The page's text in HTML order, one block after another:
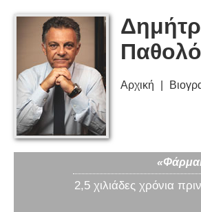
Αρχική
2,5 χιλιάδες χρόνια